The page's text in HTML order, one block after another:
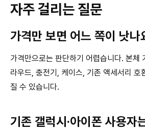
자주 걸리는 질문
가격만 보면 어느 쪽이 낫나
가격만으로는 판단하기 어렵습니다. 본체
라우드, 충전기, 케이스, 기존 액세서리 호
질 수 있습니다.
기존 갤럭시·아이폰 사용자